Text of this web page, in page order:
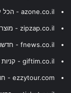
azone.co.il - הכל על קניה באמזון
zipzap.co.il - מוצרי חשמל במחירים הגיוניים
fnews.co.il - חדשות כלכלה
giftim.co.il - קניות באינטרנט
ezzytour.com - חופשות בארץ ובעולם